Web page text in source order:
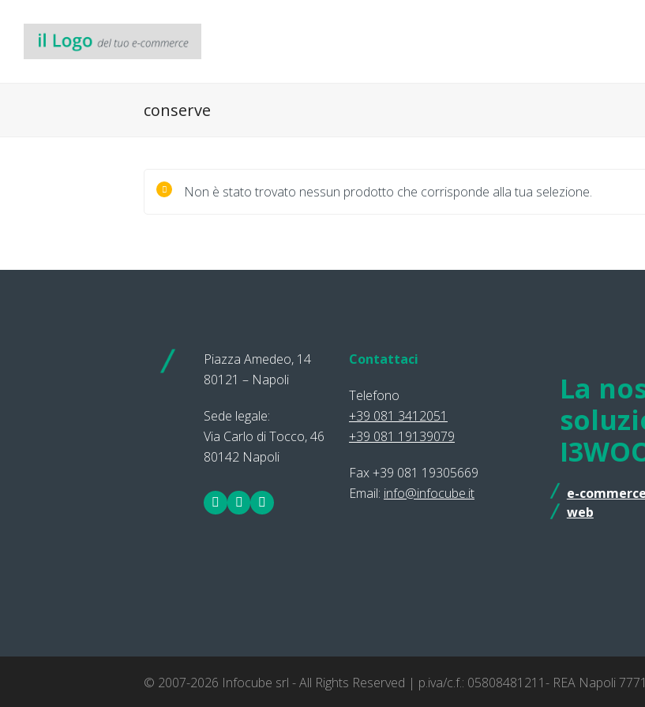
conserve
Non è stato trovato nessun prodotto che corrisponde alla tua selezione.
Piazza Amedeo, 14
80121 – Napoli
Sede legale:
Via Carlo di Tocco, 46
80142 Napoli
Facebook
LinkedInTwitter
Contattaci
Telefono
+39 081 3412051
+39 081 19139079
Fax +39 081 19305669
Email: info@infocube.it
La
e-commerce
web
© 2007-2026 Infocube srl - All Rights Reserved | p.iva/c.f.: 05808481211- REA Napoli